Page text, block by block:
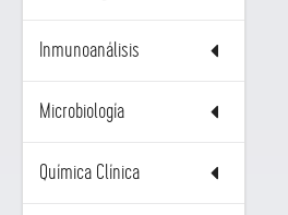
Inmunoanálisis
Microbiología
Química Clínica